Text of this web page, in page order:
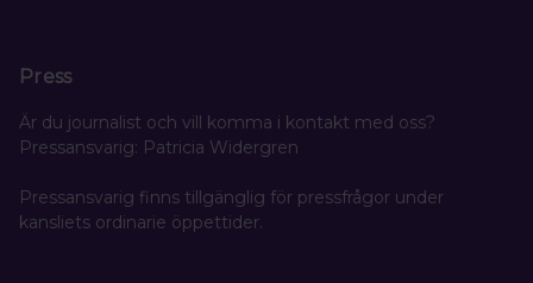
Press
Är du journalist och vill komma i kontakt med oss?
Pressansvarig: Patricia Widergren
Pressansvarig finns tillgänglig för pressfrågor under
kansliets ordinarie öppettider.